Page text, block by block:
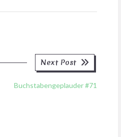
Next Post
Buchstabengeplauder #71